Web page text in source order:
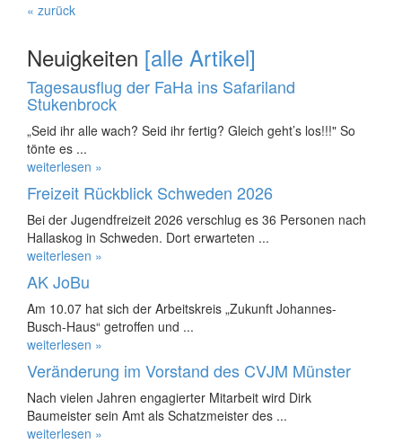
« zurück
Neuigkeiten [alle Artikel]
Tagesausflug der FaHa ins Safariland
Stukenbrock
„Seid ihr alle wach? Seid ihr fertig? Gleich geht’s los!!!" So
tönte es ...
weiterlesen »
Freizeit Rückblick Schweden 2026
Bei der Jugendfreizeit 2026 verschlug es 36 Personen nach
Hallaskog in Schweden. Dort erwarteten ...
weiterlesen »
AK JoBu
Am 10.07 hat sich der Arbeitskreis „Zukunft Johannes-
Busch-Haus“ getroffen und ...
weiterlesen »
Veränderung im Vorstand des CVJM Münster
Nach vielen Jahren engagierter Mitarbeit wird Dirk
Baumeister sein Amt als Schatzmeister des ...
weiterlesen »